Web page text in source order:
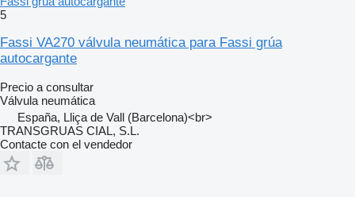
5
Fassi VA270 válvula neumática para Fassi grúa
autocargante
Precio a consultar
Válvula neumática
España, Lliça de Vall (Barcelona)<br>
TRANSGRUAS CIAL, S.L.
Contacte con el vendedor